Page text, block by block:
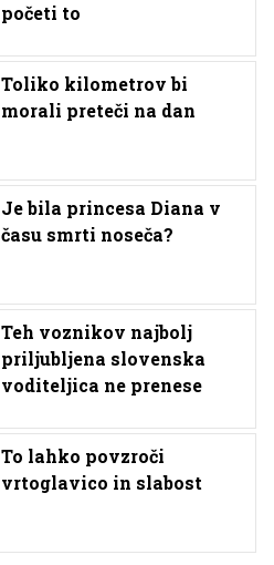
početi to
Toliko kilometrov bi
morali preteči na dan
Je bila princesa Diana v
času smrti noseča?
Teh voznikov najbolj
priljubljena slovenska
voditeljica ne prenese
To lahko povzroči
vrtoglavico in slabost